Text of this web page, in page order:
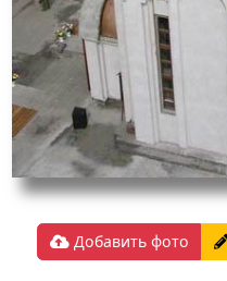
Добавить фото